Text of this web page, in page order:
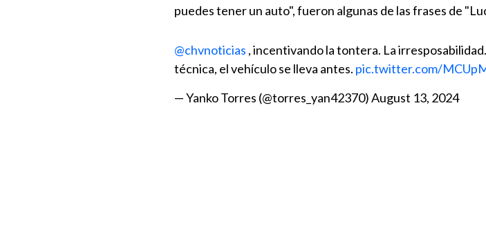
puedes tener un auto", fueron algunas de las frases de
@chvnoticias , incentivando la tontera. La
técnica, el vehículo se lleva antes. pic.twitter.com/
— Yanko Torres (@torres_yan42370)August 13, 2024